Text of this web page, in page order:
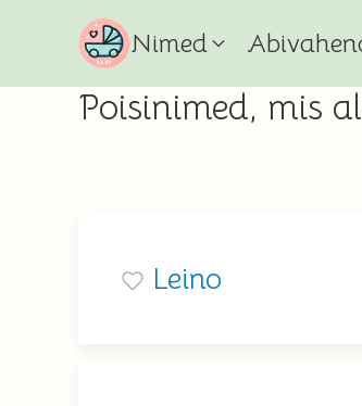
Nimed
Poisinimed, mis
Leino